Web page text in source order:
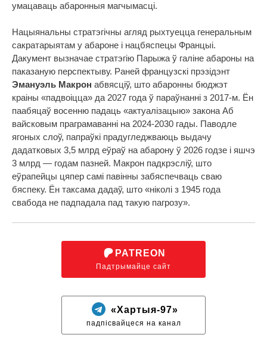
умацаваць абаронныя магчымасці.
Нацыянальны стратэгічны агляд рыхтуецца генеральным
сакратарыятам у абароне і нацбяспецы Францыі.
Дакумент вызначае стратэгію Парыжа ў галіне абароны на
паказаную перспектыву. Раней французскі прэзідэнт
Эмануэль Макрон абвясціў, што абаронны бюджэт
краіны «падвоіцца» да 2027 года ў параўнанні з 2017-м. Ён
паабяцаў восенню падаць «актуалізацыю» закона Аб
вайсковым праграмаванні на 2024-2030 гады. Паводле
ягоных слоў, папраўкі прадугледжваюць выдачу
дадатковых 3,5 млрд еўраў на абарону ў 2026 годзе і яшчэ
3 млрд — годам пазней. Макрон падкрэсліў, што
еўрапейцы цяпер самі павінны забяспечваць сваю
бяспеку. Ён таксама дадаў, што «ніколі з 1945 года
свабода не падпадала пад такую пагрозу».
PATREON
Падтрымайце сайт
«Хартыя-97»
падпісвайцеся на канал